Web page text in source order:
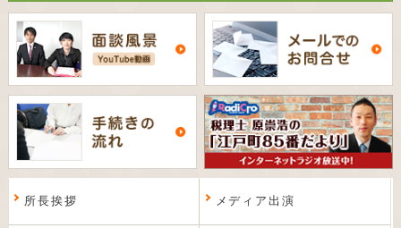
所長挨拶 メディア出演